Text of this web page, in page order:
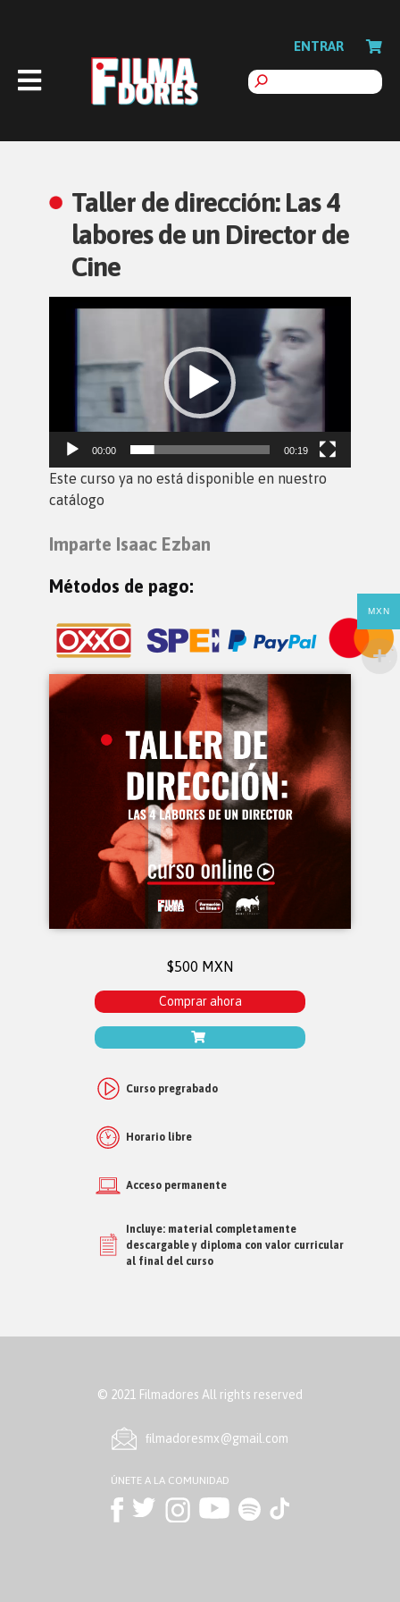
ENTRAR
Taller de dirección: Las 4
labores de un Director de
Cine
Reproductor
00:00 00:19
Este curso ya no está disponible en nuestro
catálogo
Imparte Isaac Ezban
Métodos de pago:
$500 MXN
Comprar ahora
Curso pregrabado
Horario libre
Acceso permanente
Incluye: material completamente
descargable y diploma con valor curricular
al final del curso
© 2021 Filmadores All rights reserved
ﬁlmadoresmx@gmail.com
ÚNETE A LA COMUNIDAD
MXN